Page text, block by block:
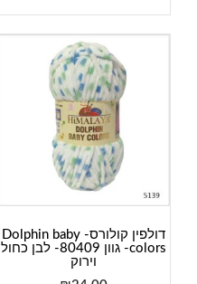
דולפין קולורס- Dolphin baby
colors- גוון 80409- לבן כחול
וירוק